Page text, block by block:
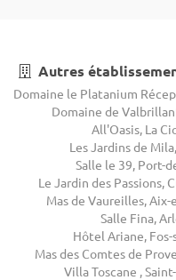
Autres
Domaine de
All'Oasis, La
Les Jardins de
Salle le 39, Port-
Le Jardin des Passions,
Mas de Vaureilles,
Salle Fina,
Hôtel Ariane,
Mas des Comtes de
Villa Toscane ,